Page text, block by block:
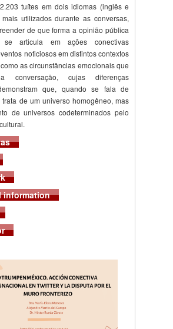
tuítes em dois idiomas (inglês e
utilizados durante as conversas,
de que forma a opinião pública
se articula em ações conectivas
noticiosos em distintos contextos
as circunstâncias emocionais que
conversação, cujas diferenças
que, quando se fala de
trata de um universo homogêneo, mas
de universos codeterminados pelo
information